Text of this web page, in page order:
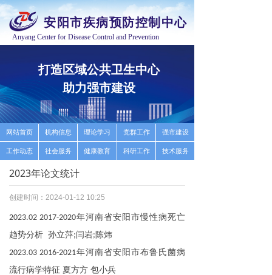
安阳市疾病预防控制中心
Anyang Center for Disease Control and Prevention
按钮
网站首页 机构信息 党群工作
工作动态 社会服务 健康教育 科研工作 技术服务
打造区域公共卫生中心
助力强市建设
强市建设
理论学习
创建时间： 2024-01-12 10:25
2023.02 2017-2020年河南省安阳市慢性病死亡
趋势分析 孙立萍;闫岩; 陈炜
2023.03 2016-2021年河南省安阳市布鲁氏菌病
流行病学特征 夏方方 包小兵
2023年论文统计